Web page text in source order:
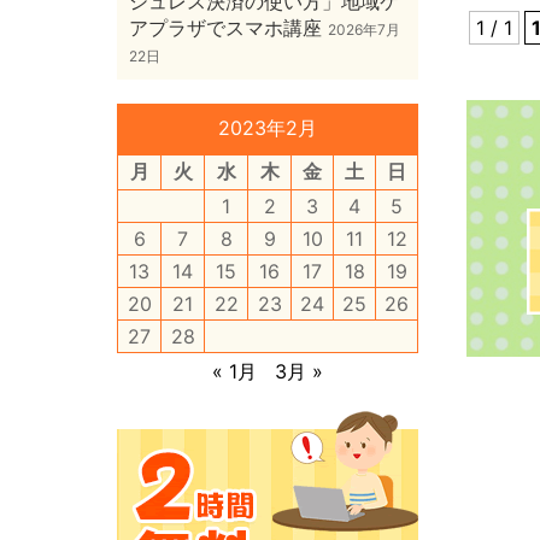
1 / 1 1
アプラザでスマホ講座 2026年7月
22日
2023年2月
月
火 水 木 金 土
日
1
2 3 4
5
6
7 8 9 10 11
12
13
14 15 16 17 18
19
20
21 22 23 24 25
26
27
28
« 1月
3月 »